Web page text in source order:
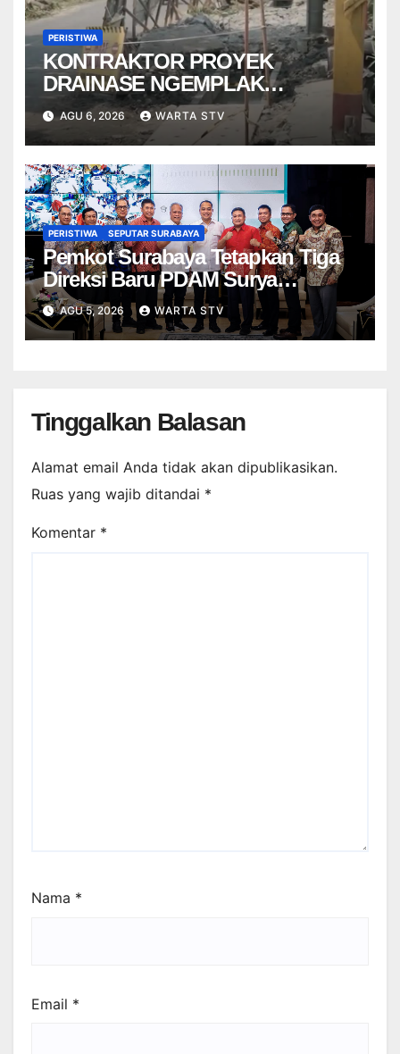
PERISTIWA
KONTRAKTOR PROYEK
DRAINASE NGEMPLAK
DISANKSI USAI WARGA
TERPELESET
AGU 6, 2026 WARTA STV
PERISTIWA SEPUTAR SURABAYA
Pemkot Surabaya Tetapkan Tiga
Direksi Baru PDAM Surya
Sembada, Fokus Perkuat
Layanan dan Kinerja
AGU 5, 2026 WARTA STV
Tinggalkan Balasan
Alamat email Anda tidak akan dipublikasikan.
Ruas yang wajib ditandai *
Komentar *
Nama *
Email *